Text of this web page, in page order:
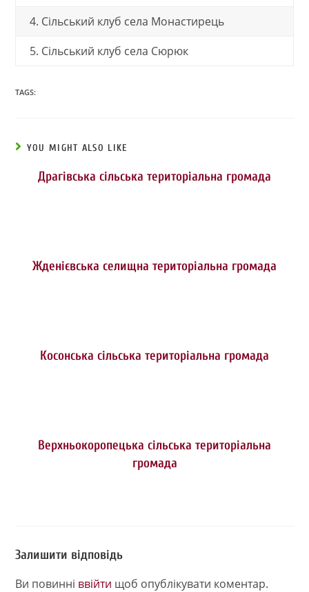
4. Сільський клуб села Монастирець
5. Сільський клуб села Сюрюк
TAGS:
YOU MIGHT ALSO LIKE
Драгівська сільська територіальна громада
Жденієвська селищна територіальна громада
Косонська сільська територіальна громада
Верхньокоропецька сільська територіальна
громада
Залишити відповідь
Ви повинні ввійти щоб опублікувати коментар.